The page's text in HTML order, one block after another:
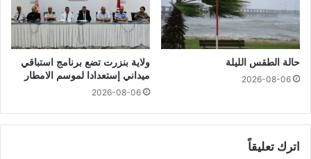
حالة الطقس الليلة
2026-08-06
ولاية بنزرت تضع برنامج استباقي
ميداني إستعدادا لموسم الامطار
2026-08-06
اترك تعليقاً